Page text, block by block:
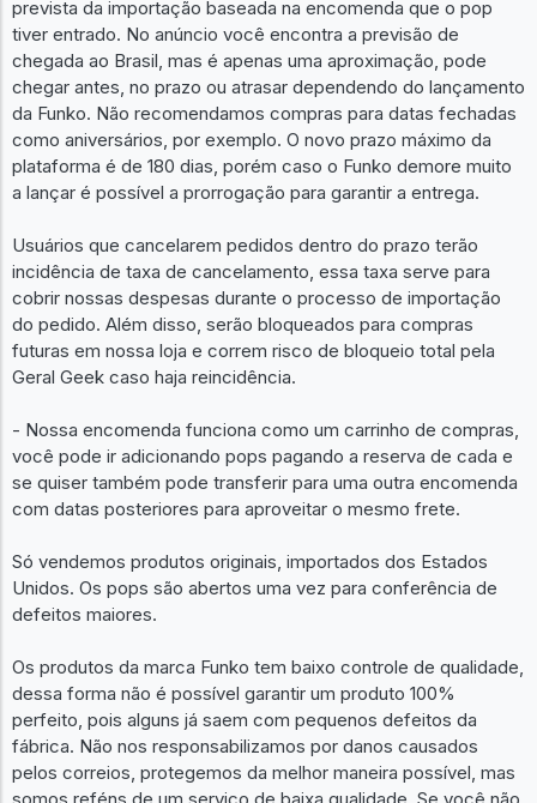
prevista da importação baseada na encomenda que o pop
tiver entrado. No anúncio você encontra a previsão de
chegada ao Brasil, mas é apenas uma aproximação, pode
chegar antes, no prazo ou atrasar dependendo do lançamento
da Funko. Não recomendamos compras para datas fechadas
como aniversários, por exemplo. O novo prazo máximo da
plataforma é de 180 dias, porém caso o Funko demore muito
a lançar é possível a prorrogação para garantir a entrega.
Usuários que cancelarem pedidos dentro do prazo terão
incidência de taxa de cancelamento, essa taxa serve para
cobrir nossas despesas durante o processo de importação
do pedido. Além disso, serão bloqueados para compras
futuras em nossa loja e correm risco de bloqueio total pela
Geral Geek caso haja reincidência.
- Nossa encomenda funciona como um carrinho de compras,
você pode ir adicionando pops pagando a reserva de cada e
se quiser também pode transferir para uma outra encomenda
com datas posteriores para aproveitar o mesmo frete.
Só vendemos produtos originais, importados dos Estados
Unidos. Os pops são abertos uma vez para conferência de
defeitos maiores.
Os produtos da marca Funko tem baixo controle de qualidade,
dessa forma não é possível garantir um produto 100%
perfeito, pois alguns já saem com pequenos defeitos da
fábrica. Não nos responsabilizamos por danos causados
pelos correios, protegemos da melhor maneira possível, mas